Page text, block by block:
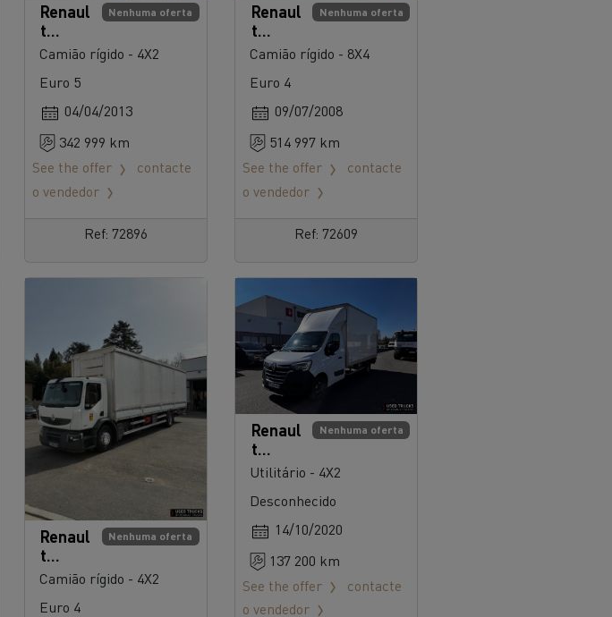
Nenhuma oferta
Renaul
t
Trucks
m 220
Camião rígido - 4X2
Euro 5
04/04/2013
342 999 km
See the offer
contacte
o vendedor
Ref: 72896
Nenhuma oferta
Renaul
t
Trucks
410
Camião rígido - 8X4
Euro 4
09/07/2008
514 997 km
See the offer
contacte
o vendedor
Ref: 72609
Nenhuma oferta
Renaul
t
Trucks
um
Camião rígido - 4X2
Euro 4
Nenhuma oferta
Renaul
t
Master
Utilitário - 4X2
Desconhecido
14/10/2020
137 200 km
See the offer
contacte
o vendedor